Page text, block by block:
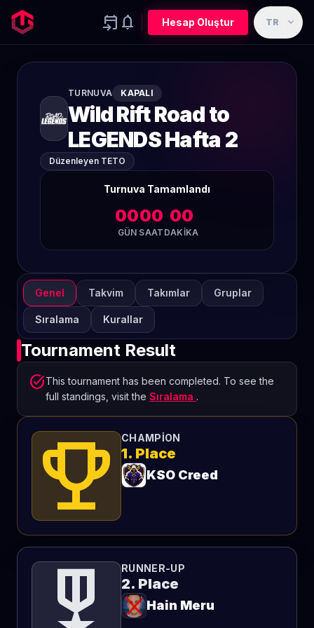
event_upcoming notifications Hesap Oluştur TR expand_more
TURNUVA KAPALI
Wild Rift Road to
LEGENDS Hafta 2
Düzenleyen TETO
Turnuva Tamamlandı
00
GÜN
00
SAAT
00
DAKIKA
Genel Takvim Takımlar Gruplar
Sıralama Kurallar
Tournament Result
task_altThis tournament has been completed. To see the
full standings, visit the Sıralama .
emoji_events CHAMPION
1. Place
KSO Creed
military_tech RUNNER-UP
2. Place
Hain Meru